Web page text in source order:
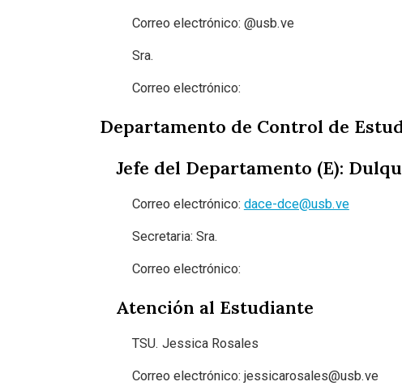
Correo electrónico: @usb.ve
Sra.
Correo electrónico:
Departamento de Control de
Jefe del Departamento (E):
Correo electrónico: dace-dce@usb.ve
Secretaria: Sra.
Correo electrónico:
Atención al Estudiante
TSU. Jessica Rosales
Correo electrónico: jessicarosales@usb.ve